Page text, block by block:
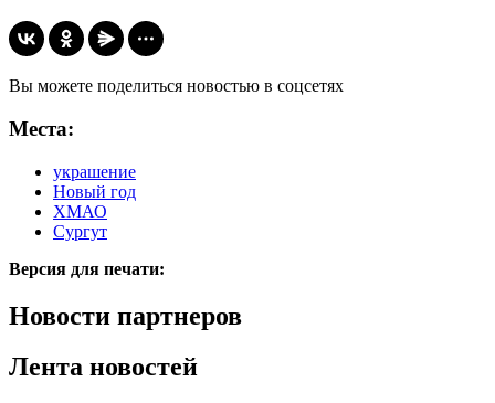
Вы можете поделиться новостью в соцсетях
Места:
украшение
Новый год
ХМАО
Сургут
Версия для печати:
Новости партнеров
Лента новостей